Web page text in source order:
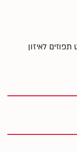
לאיזון